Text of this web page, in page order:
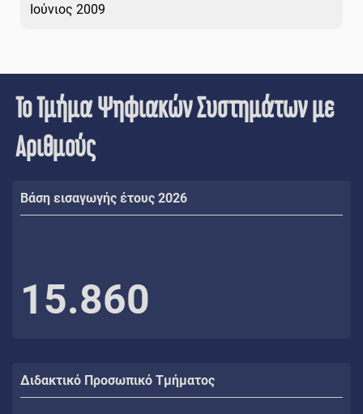
Ιούνιος 2009
Το Τμήμα Ψηφιακών Συστημάτων με
Αριθμούς
Βάση εισαγωγής έτους 2026
15.860
Διδακτικό Προσωπικό Τμήματος